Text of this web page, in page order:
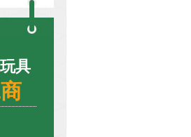
具